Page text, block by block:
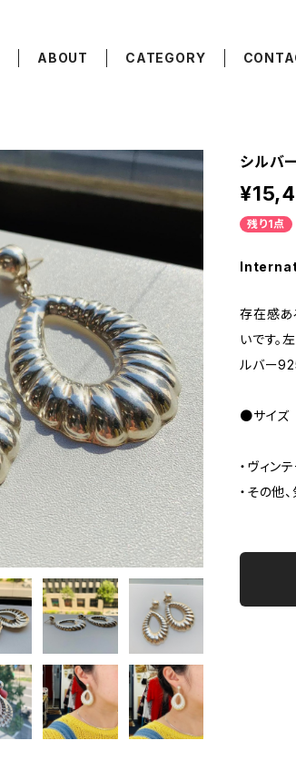
ABOUT CATEGORY
シルバ
残り1点
存在感あ
いです。
ルバー
●サイズ
・ヴィン
・その他